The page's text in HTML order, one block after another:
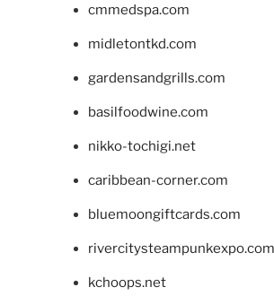
cmmedspa.com
midletontkd.com
gardensandgrills.com
basilfoodwine.com
nikko-tochigi.net
caribbean-corner.com
bluemoongiftcards.com
rivercitysteampunkexpo.com
kchoops.net